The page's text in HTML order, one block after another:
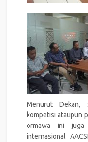
Menurut Dekan,
kompetisi ataupun
ormawa ini juga
internasional